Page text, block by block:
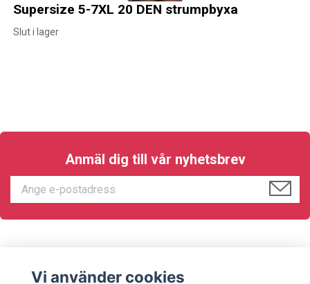
Supersize 5-7XL 20 DEN strumpbyxa
Slut i lager
Anmäl dig till vår nyhetsbrev
Vi använder cookies